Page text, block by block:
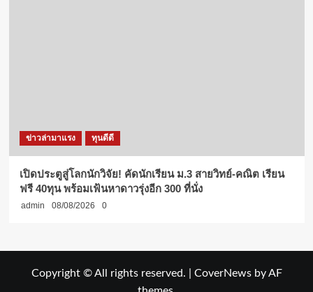
ข่าวล่ามาแรง ทุนดีดี
เปิดประตูสู่โลกนักวิจัย! คัดนักเรียน ม.3 สายวิทย์-คณิต เรียน
ฟรี 40ทุน พร้อมเฟ้นหาดาวรุ่งอีก 300 ที่นั่ง
admin 08/08/2026 0
Copyright © All rights reserved. CoverNewsby AF